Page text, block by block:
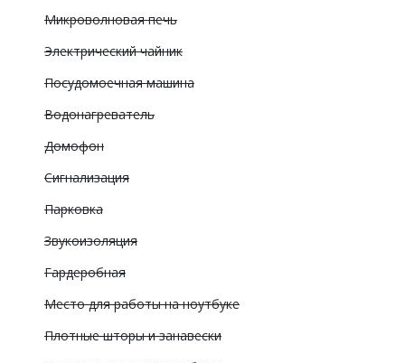
Микроволновая печь
Электрический чайник
Посудомоечная машина
Водонагреватель
Домофон
Сигнализация
Парковка
Звукоизоляция
Гардеробная
Место для работы на ноутбуке
Плотные шторы и занавески